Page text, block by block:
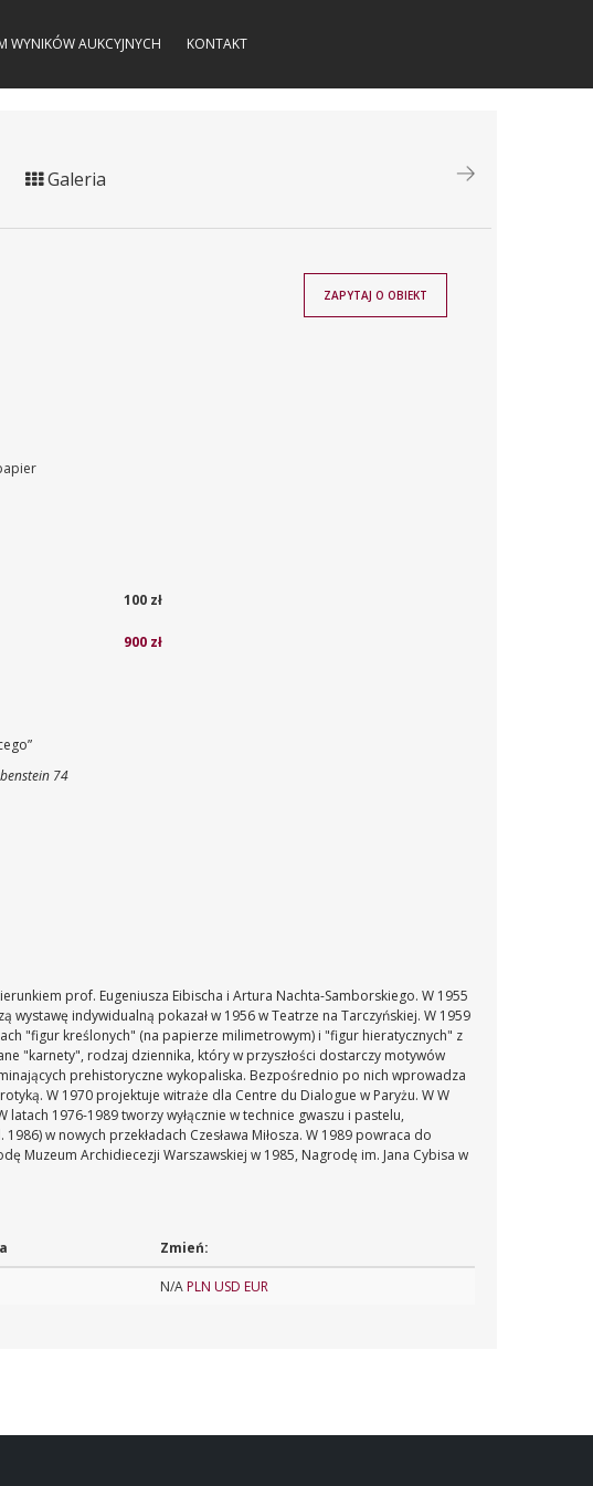
WYNIKÓW AUKCYJNYCH KONTAKT
Galeria
100 zł
900 zł
ZAPYTAJ O OBIEKT
74
prof. Eugeniusza Eibischa i Artura Nachta-Samborskiego. W 1955
wystawę indywidualną pokazał w 1956 w Teatrze na Tarczyńskiej. W 1959
"figur kreślonych" (na papierze milimetrowym) i "figur hieratycznych" z
"karnety", rodzaj dziennika, który w przyszłości dostarczy motywów
prehistoryczne wykopaliska. Bezpośrednio po nich wprowadza
W 1970 projektuje witraże dla Centre du Dialogue w Paryżu. W W
1976-1989 tworzy wyłącznie w technice gwaszu i pastelu,
w nowych przekładach Czesława Miłosza. W 1989 powraca do
Muzeum Archidiecezji Warszawskiej w 1985, Nagrodę im. Jana Cybisa w
Zmień:
N/APLN USD EUR